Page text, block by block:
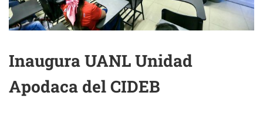
Inaugura UANL Unidad
Apodaca del CIDEB